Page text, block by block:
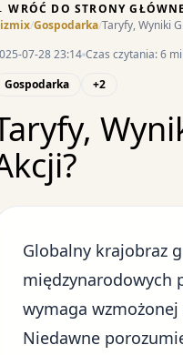
WRÓĆ DO STRONY
/Gospodarka/Taryfy, Wyniki
07-28 23:14 Czas czytania: 6
Gospodarka
+2
Globalny krajobraz
międzynarodowych
wymaga
Niedawne